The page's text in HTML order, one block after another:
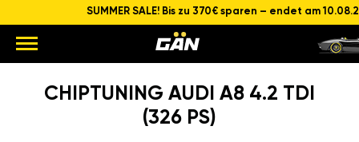
SUMMER SALE! Bis zu 370€ sparen – endet am
CHIPTUNING AUDI A8 4.2 TDI
(326 PS)